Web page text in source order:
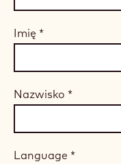
Imię *
Nazwisko *
Language *